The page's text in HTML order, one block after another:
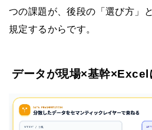
つの課題が、後段の「選び方」
規定するからです。
データが現場×基幹×Excel